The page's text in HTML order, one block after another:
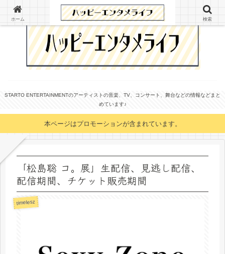
STARTO ENTERTAINMENTのアーティストの音楽、TV、コンサート、舞台などの情報などまと
めています♪
本ページはプロモーションが含まれています。
「松島聡 コ。展」生配信、見逃し配信、
配信期間、チケット販売期間
timelesz
ホーム 検索